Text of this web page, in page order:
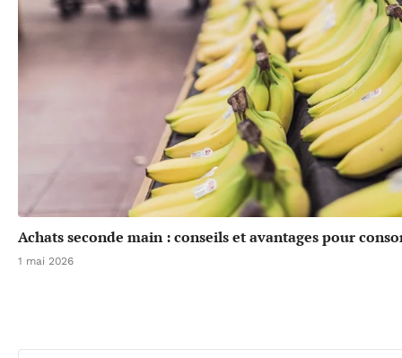
Achats seconde main : conseils et avantages pour
1 mai 2026